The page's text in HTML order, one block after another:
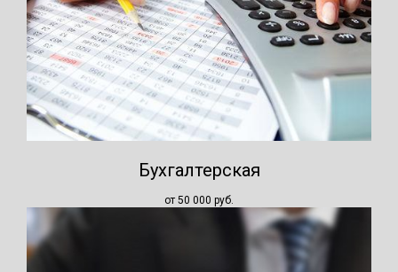
Бухгалтерская
от 50 000 руб.